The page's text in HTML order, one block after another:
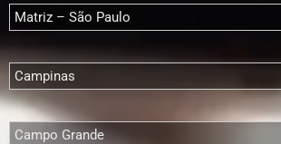
Matriz – São Paulo
Campinas
Campo Grande